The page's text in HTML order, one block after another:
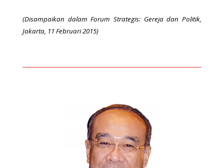
(Disampaikan dalam Forum Strategis: Gereja dan Politik,
Jakarta, 11 Februari 2015)